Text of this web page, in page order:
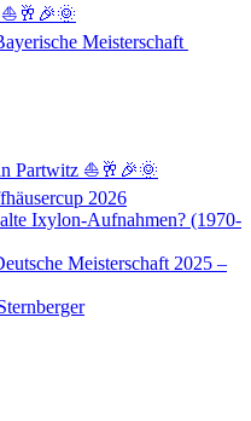
Meisterschaft
Partwitz ⛵🥂🎉🌞
2026
Ixylon-Aufnahmen? (1970-
Meisterschaft 2025 –